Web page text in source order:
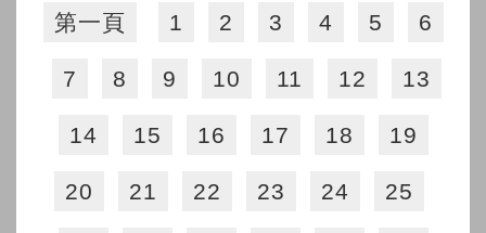
第一頁 1 2 3 4 5 6
7 8 9 10 11 12 13
14 15 16 17 18 19
20 21 22 23 24 25